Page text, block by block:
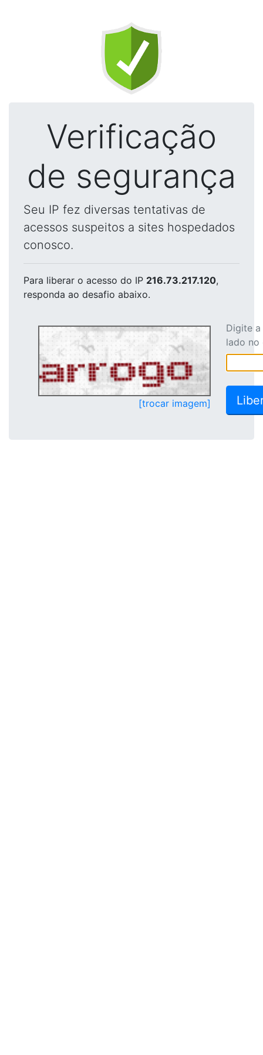
Verificação
de segurança
Seu IP fez diversas tentativas de
acessos suspeitos a sites hospedados
conosco.
Para liberar o acesso do IP 216.73.217.120,
responda ao desafio abaixo.
[trocar imagem]
Digite
lado no